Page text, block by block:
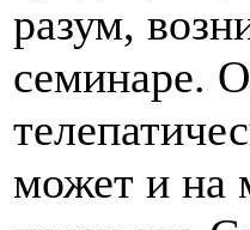
разум,
семинаре.
может и на